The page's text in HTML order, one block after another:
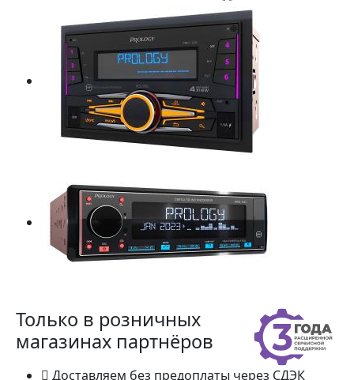
Только в розничных
магазинах партнёров
Доставляем без предоплаты через СДЭК